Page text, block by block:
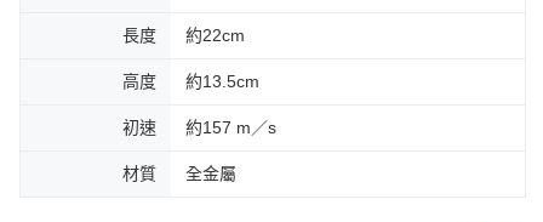
長度 約22cm
高度 約13.5cm
初速 約157 m／s
材質 全金屬